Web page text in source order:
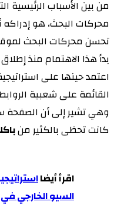
من بين الأسباب الرئيسية
محركات البحث، هو إدراكه
تحسن محركات البحث
اعتمد حينها على
القائمة على شعبية
وهي تشير إلى أن الصفحة
كانت تحظى بالكثير من
اقرأ أيضا
السيو الخارجي